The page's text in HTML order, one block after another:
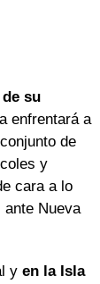
su
enfrentará a
de
y
cara a lo
Nueva
y en la Isla